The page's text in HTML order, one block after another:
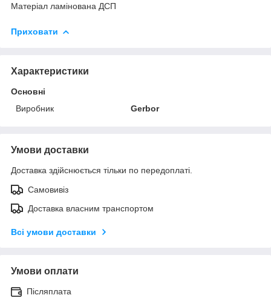
Матеріал ламінована ДСП
Приховати
Характеристики
Основні
Виробник
Gerbor
Умови доставки
Доставка здійснюється тільки по передоплаті.
Самовивіз
Доставка власним транспортом
Всі умови доставки
Умови оплати
Післяплата